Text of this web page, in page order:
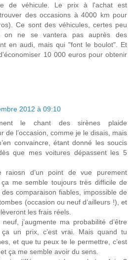
de véhicule. Le prix à l'achat est
des occasions à 4000 km pour
Ce sont des véhicules, certes peu
on ne se vantera pas auprès des
en audi, mais qui "font le boulot". Et
10 000 euros pour obtenir
2012 à 09:10
le chant des sirènes plaide
de l’occasion, comme je le disais, mais
convaincre, étant donné les soucis
que mes voitures dépassent les 5
raiosn d’un point de vue purement
me semble toujours très difficile de
comparaison fiables, impossible de
(occasion ou neuf d’ailleurs !), et
les frais réels.
j’augmente ma probabilité d’être
un prix, c’est vrai. Mais quand tu
et que tu peux te le permettre, c’est
ça me semble avoir du sens.